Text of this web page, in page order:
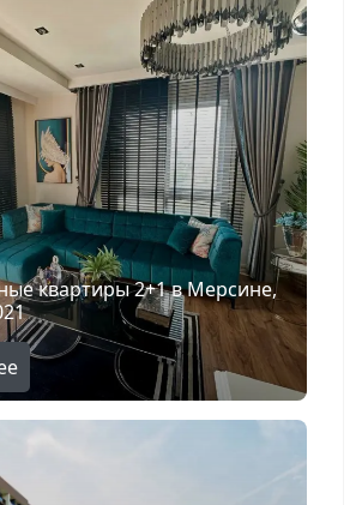
Поиск
квартиры 2+1 в Мерсине,